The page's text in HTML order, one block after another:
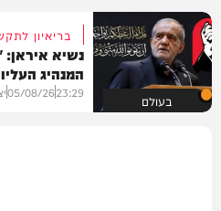
בעולם
בריאיון
נשיא איראן:
המנהיג
23:29
05/08/26